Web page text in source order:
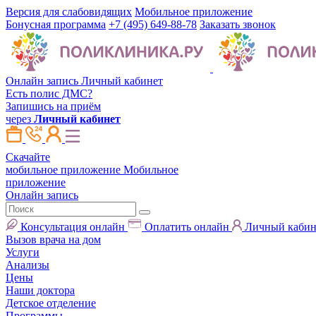
Версия для слабовидящих Мобильное приложение
Бонусная программа +7 (495) 649-88-78 Заказать звонок
Онлайн запись Личный кабинет
Есть полис ДМС?
Запишись на приём
через Личный кабинет
Скачайте
мобильное приложение Мобильное
приложение
Онлайн запись
Консультация онлайн Оплатить онлайн
Личный
Вызов врача на дом
Услуги
Анализы
Цены
Наши доктора
Детское отделение